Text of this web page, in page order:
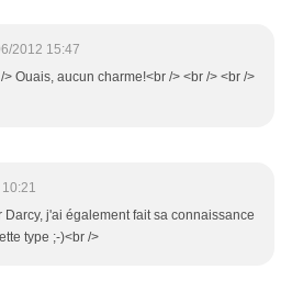
2012 15:47
> Ouais, aucun charme!<br /> <br /> <br />
Darcy, j'ai également fait sa connaissance
type ;-)<br />